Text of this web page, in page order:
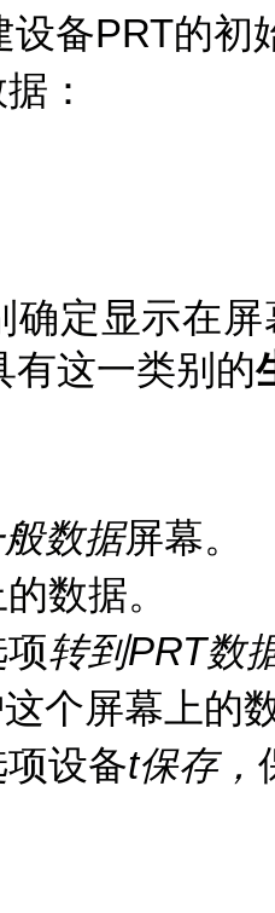
设备PRT的初
：
确定显示在
有这一类别的
般数据屏幕。
数据。
转到PRT数
个屏幕上的
设备t保存，